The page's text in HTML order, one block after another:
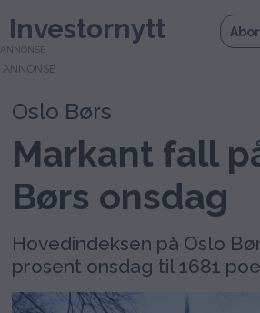
Investornytt
ANNONSE
Oslo Børs
Markant fall
Børs onsdag
Hovedindeksen på Oslo
prosent onsdag til 1681